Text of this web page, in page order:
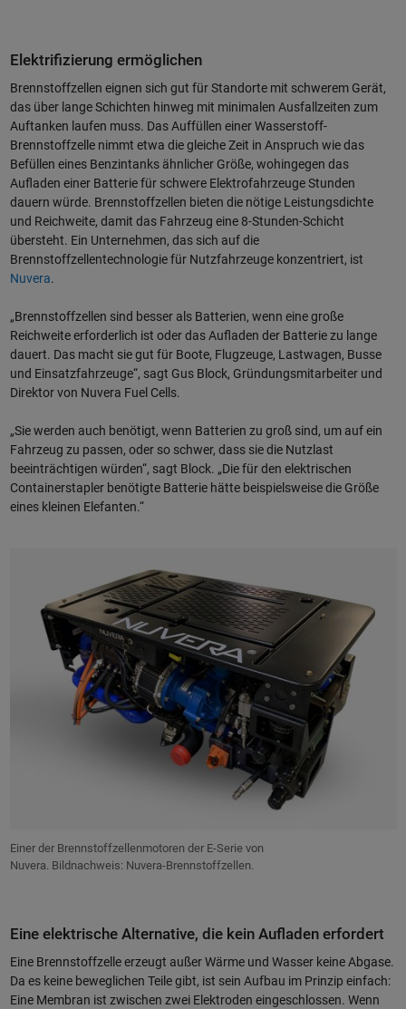
Elektrifizierung ermöglichen
Brennstoffzellen eignen sich gut für Standorte mit schwerem Gerät,
das über lange Schichten hinweg mit minimalen Ausfallzeiten zum
Auftanken laufen muss. Das Auffüllen einer Wasserstoff-
Brennstoffzelle nimmt etwa die gleiche Zeit in Anspruch wie das
Befüllen eines Benzintanks ähnlicher Größe, wohingegen das
Aufladen einer Batterie für schwere Elektrofahrzeuge Stunden
dauern würde. Brennstoffzellen bieten die nötige Leistungsdichte
und Reichweite, damit das Fahrzeug eine 8-Stunden-Schicht
übersteht. Ein Unternehmen, das sich auf die
Brennstoffzellentechnologie für Nutzfahrzeuge konzentriert, ist
Nuvera.
„Brennstoffzellen sind besser als Batterien, wenn eine große
Reichweite erforderlich ist oder das Aufladen der Batterie zu lange
dauert. Das macht sie gut für Boote, Flugzeuge, Lastwagen, Busse
und Einsatzfahrzeuge“, sagt Gus Block, Gründungsmitarbeiter und
Direktor von Nuvera Fuel Cells.
„Sie werden auch benötigt, wenn Batterien zu groß sind, um auf ein
Fahrzeug zu passen, oder so schwer, dass sie die Nutzlast
beeinträchtigen würden“, sagt Block. „Die für den elektrischen
Containerstapler benötigte Batterie hätte beispielsweise die Größe
eines kleinen Elefanten.“
Einer der Brennstoffzellenmotoren der E-Serie von
Nuvera. Bildnachweis: Nuvera-Brennstoffzellen.
Eine elektrische Alternative, die kein Aufladen erfordert
Eine Brennstoffzelle erzeugt außer Wärme und Wasser keine Abgase.
Da es keine beweglichen Teile gibt, ist sein Aufbau im Prinzip einfach:
Eine Membran ist zwischen zwei Elektroden eingeschlossen. Wenn